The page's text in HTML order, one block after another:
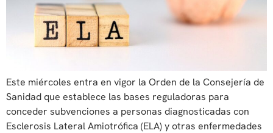
Este miércoles entra en vigor la Orden de la Consejería de
Sanidad que establece las bases reguladoras para
conceder subvenciones a personas diagnosticadas con
Esclerosis Lateral Amiotrófica (ELA) y otras enfermedades